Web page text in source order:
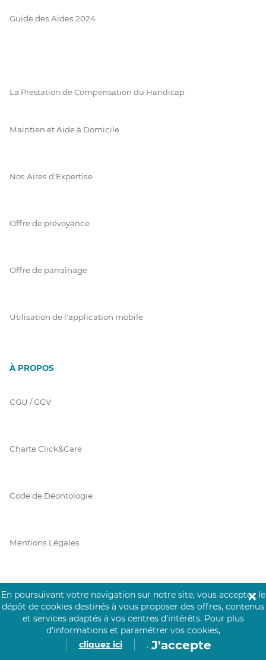
Guide des Aides 2024
La Prestation de Compensation du Handicap
Maintien et Aide à Domicile
Nos Aires d'Expertise
Offre de prévoyance
Offre de parrainage
Utilisation de l'application mobile
À PROPOS
CGU / GGV
Charte Click&Care
Code de Déontologie
Mentions Légales
Prérequis Click&Care
Protection des Données
En poursuivant votre navigation sur notre site, vous acceptez le
dépôt de cookies destinés à vous proposer des offres, contenus
et services adaptés à vos centres d’intérêts. Pour plus
d’informations et paramétrer vos cookies,
cliquez ici
. J'accepte
✕